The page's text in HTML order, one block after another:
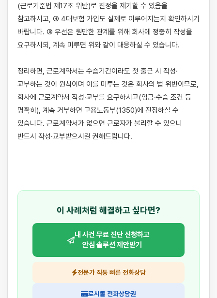
(근로기준법 제17조 위반)로 진정을 제기할 수 있음을
참고하시고, ④ 4대보험 가입도 실제로 이루어지는지 확인하시기
바랍니다. ⑤ 우선은 원만한 관계를 위해 회사에 정중히 작성을
요구하시되, 계속 미루면 위와 같이 대응하실 수 있습니다.
정리하면, 근로계약서는 수습기간이라도 첫 출근 시 작성·
교부하는 것이 원칙이며 이를 미루는 것은 회사의 법 위반이므로,
회사에 근로계약서 작성·교부를 요구하시고(임금·수습 조건 등
명확히), 계속 거부하면 고용노동부(1350)에 진정하실 수
있습니다. 근로계약서가 없으면 근로자가 불리할 수 있으니
반드시 작성·교부받으시길 권해드립니다.
이 사례처럼 해결하고 싶다면?
내 사건 무료 진단 신청하고
안심 솔루션 제안받기
전문가 직통 빠른 전화상담
로시콜 전화상담권